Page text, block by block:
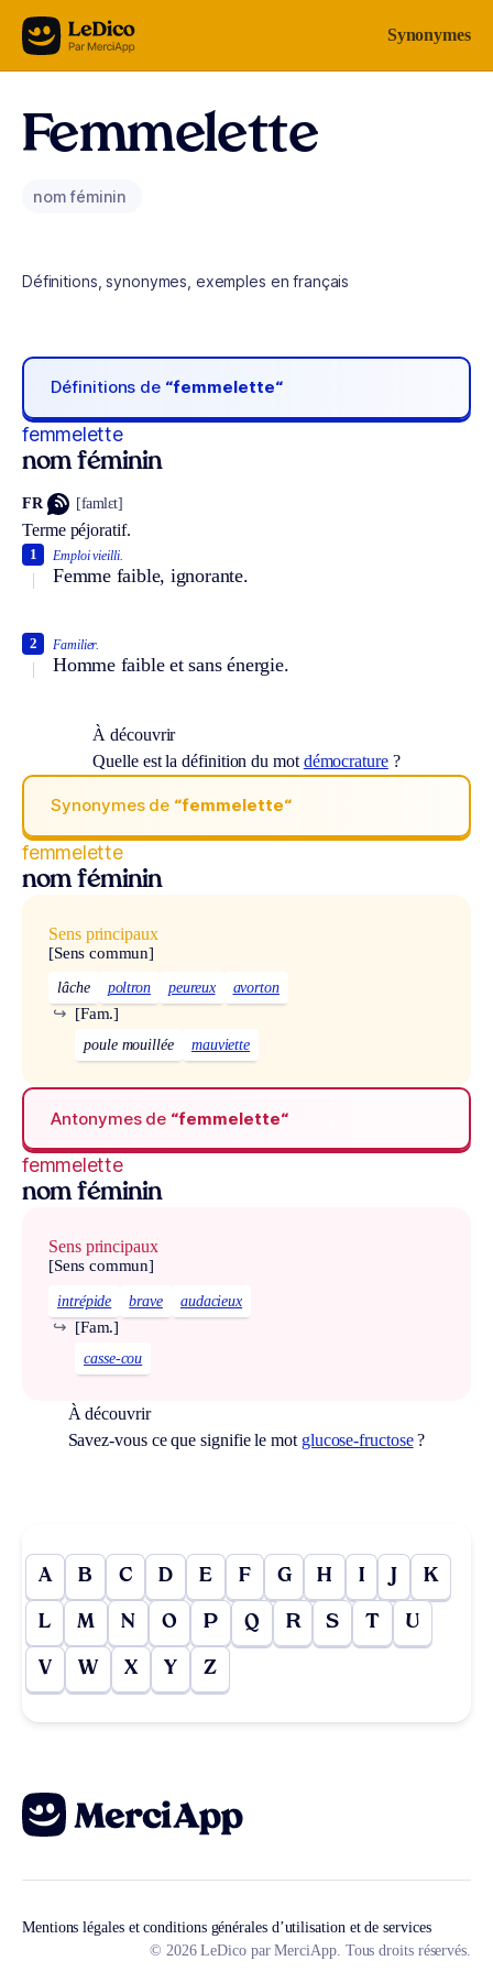
Aller au contenu Synonymes
Femmelette
nom féminin
Définitions, synonymes, exemples en français
Définitions de “femmelette“
femmelette
nom féminin
FR [famlɛt]
Terme péjoratif.
Emploi vieilli.
Femme faible, ignorante.
1
Familier.
Homme faible et sans énergie.
2
À découvrir
Quelle est la définition du mot démocrature?
Synonymes de “femmelette“
femmelette
nom féminin
Sens principaux
[Sens commun]
lâche poltron peureux avorton
[Fam.]
↪
poule mouillée mauviette
Antonymes de “femmelette“
femmelette
nom féminin
Sens principaux
[Sens commun]
intrépide brave audacieux
[Fam.]
↪
casse-cou
À découvrir
Savez-vous ce que signifie le mot glucose-fructose?
A B C D E F G H I J K
L M N O P Q R S T U
V W X Y Z
Mentions légales et conditions générales d’utilisation et de services
© 2026 LeDico par MerciApp. Tous droits réservés.